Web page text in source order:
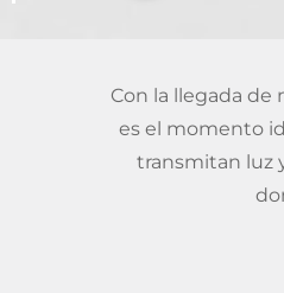
Con la llegada de
es el momento
transmitan luz